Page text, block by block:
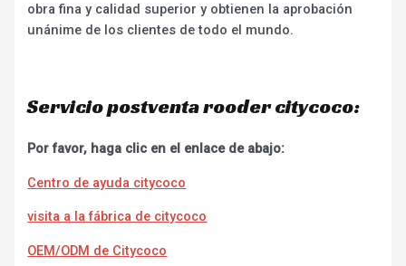
obra fina y calidad superior y obtienen la aprobación
unánime de los clientes de todo el mundo.
Servicio postventa rooder citycoco:
Por favor, haga clic en el enlace de abajo:
Centro de ayuda citycoco
visita a la fábrica de citycoco
OEM/ODM de Citycoco